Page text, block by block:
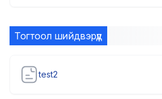
Тогтоол шийдвэрүүд
test2